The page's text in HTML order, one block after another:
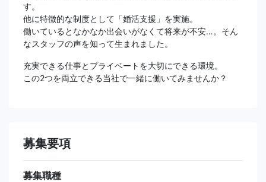
す。
他に特徴的な制度として「婚活支援」を実施。
働いているとなかなか出会いがなくて将来が不安…。そん
なスタッフの声を知って生まれました。
充実できる仕事とプライベートを大切にできる環境。
この2つを両立できる当社で一緒に働いてみませんか？
募集要項
募集職種